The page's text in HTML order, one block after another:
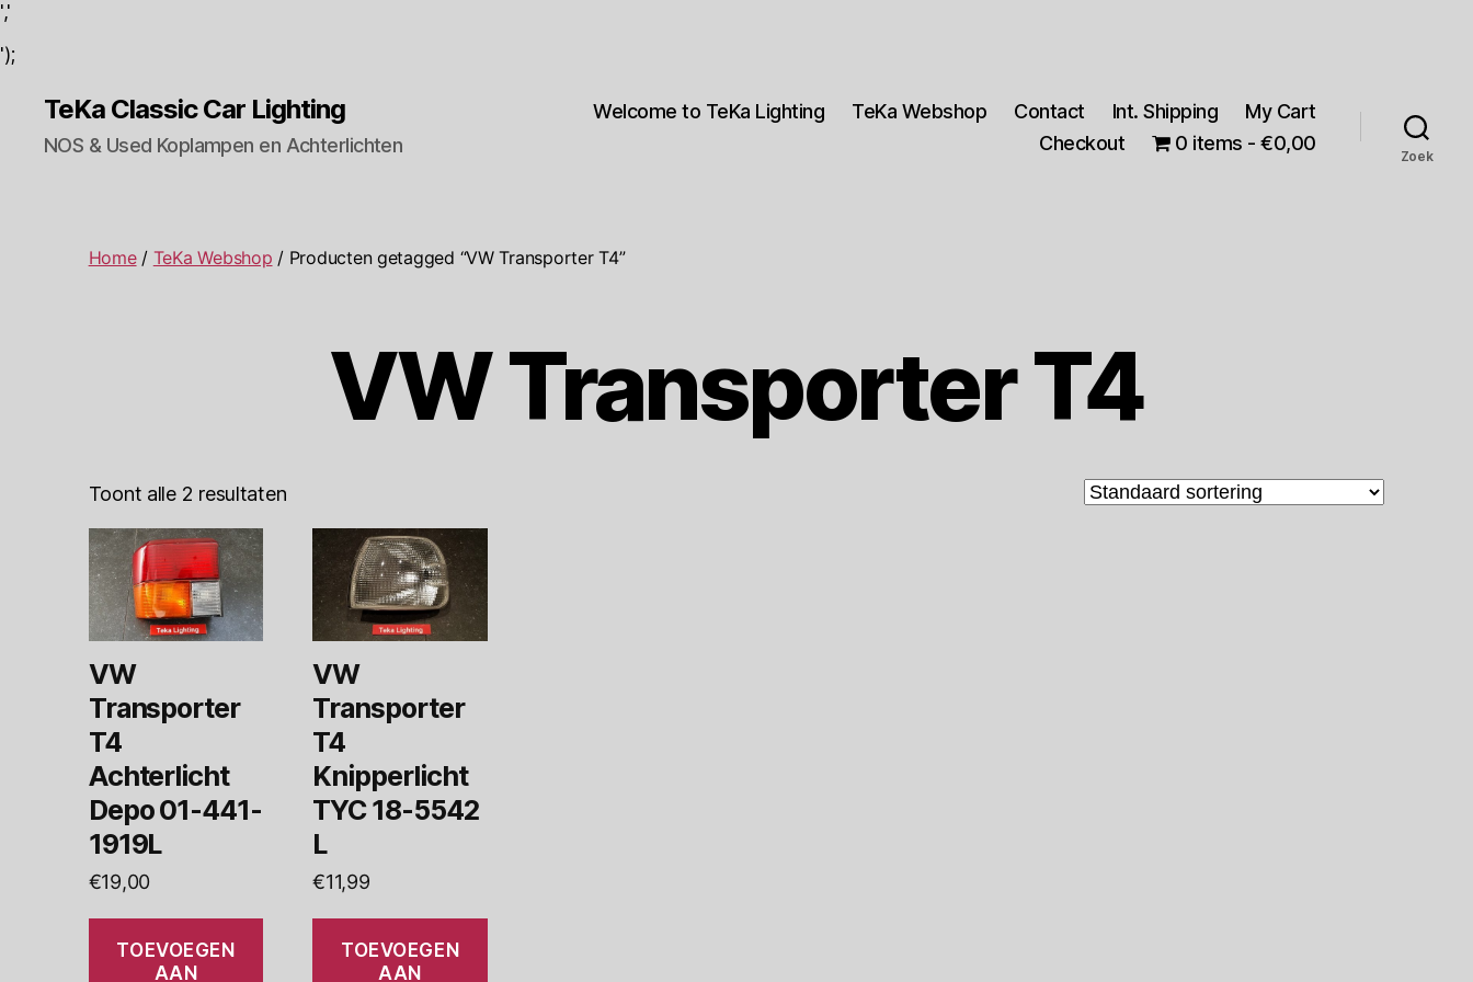
','
');
TeKa Classic Car Lighting
NOS & Used Koplampen en Achterlichten
Welcome to TeKa Lighting TeKa Webshop Contact Int. Shipping
My Cart
Checkout
0 items €0,00
Zoek
Home/ TeKa Webshop / Producten getagged “VW Transporter T4”
VW Transporter T4
Toont alle 2 resultaten
VW
Transporter
T4
Achterlicht
Depo 01-441-
1919L
€19,00
TOEVOEGEN
AAN
VW
Transporter
T4
Knipperlicht
TYC 18-5542
L
€11,99
TOEVOEGEN
AAN